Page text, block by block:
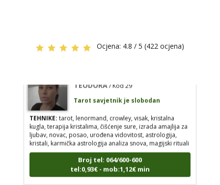
izrada amajlija za ljubav, novac, posao, urođena
vidovitost, astrologija, kristali, karmička astrologija
tel:0,93€ - mob:1,12€ min
ANTONELA/ Kod 117
Tarot savjetnik je zauzet
tarot, visak
Ocjena: 4.8 / 5 (422 ocjena)
tel:0,93€ - mob:1,12€ min
Tarot savjetnik je slobodan
TEHNIKE:tarot, lenormand, crowley, visak, kristalna
kugla, terapija kristalima, čišćenje sure, izrada amajlija za
ljubav, novac, posao, urođena vidovitost, astrologija,
kristali, karmička astrologija analiza snova, magijski rituali
Broj tel: 064/600-600
tel:0,93€ - mob:1,12€ min